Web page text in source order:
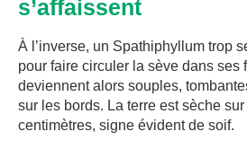
s’affaissent
À l’inverse, un Spathiphyllum trop
pour faire circuler la sève dans ses
deviennent alors souples,
sur les bords. La terre est sèche
centimètres, signe évident de soif.